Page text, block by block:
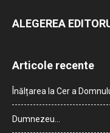
ALEGEREA
Articole recente
Înălțarea la Cer a
Dumnezeu…